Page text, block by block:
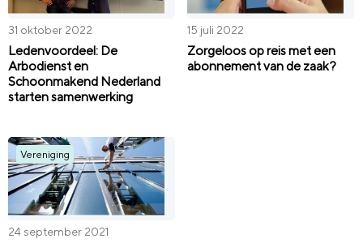
31 oktober 2022
Ledenvoordeel: De
Arbodienst en
Schoonmakend Nederland
starten samenwerking
15 juli 2022
Zorgeloos op reis met een
abonnement van de zaak?
Vereniging
24 september 2021